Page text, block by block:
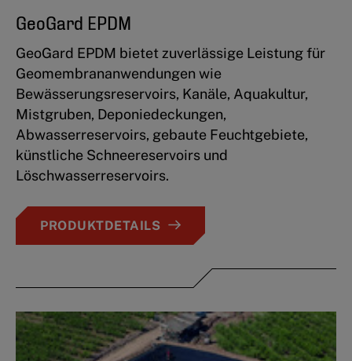
GeoGard EPDM
GeoGard EPDM bietet zuverlässige Leistung für
Geomembrananwendungen wie
Bewässerungsreservoirs, Kanäle, Aquakultur,
Mistgruben, Deponiedeckungen,
Abwasserreservoirs, gebaute Feuchtgebiete,
künstliche Schneereservoirs und
Löschwasserreservoirs.
PRODUKTDETAILS